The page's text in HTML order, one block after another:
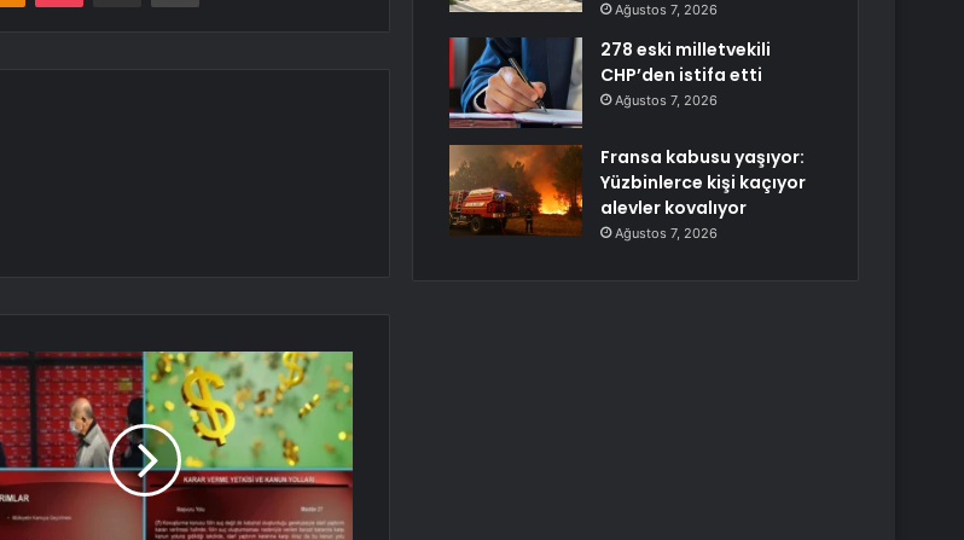
Ağustos 7, 2026
278 eski milletvekili
CHP’den istifa etti
Ağustos 7, 2026
Fransa kabusu yaşıyor:
Yüzbinlerce kişi kaçıyor
alevler kovalıyor
Ağustos 7, 2026